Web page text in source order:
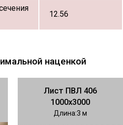
12.56
наценкой
Лист ПВЛ 406
1000х3000
Длина 3